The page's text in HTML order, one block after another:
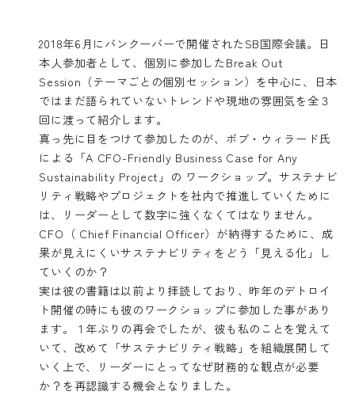
2018年6月にバンクーバーで開催されたSB国際会議。日
本人参加者として、個別に参加したBreak Out
Session（テーマごとの個別セッション）を中心に、日本
ではまだ語られていないトレンドや現地の雰囲気を全３
回に渡って紹介します。
真っ先に目をつけて参加したのが、ボブ・ウィラード氏
による「A CFO-Friendly Business Case for Any
Sustainability Project」の ワークショップ。サステナビ
リティ戦略やプロジェクトを社内で推進していくために
は、リーダーとして数字に強くなくてはなりません。
CFO（ Chief Financial Officer）が納得するために、成
果が見えにくいサステナビリティをどう「見える化」し
ていくのか？
実は彼の書籍は以前より拝読しており、昨年のデトロイ
ト開催の時にも彼のワークショップに参加した事があり
ます。１年ぶりの再会でしたが、彼も私のことを覚えて
いて、改めて「サステナビリティ戦略」を組織展開して
いく上で、リーダーにとってなぜ財務的な観点が必要
か？を再認識する機会となりました。